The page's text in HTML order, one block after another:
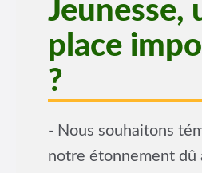
Jeunesse,
place
?
- Nous souhaitons
notre étonnement dû